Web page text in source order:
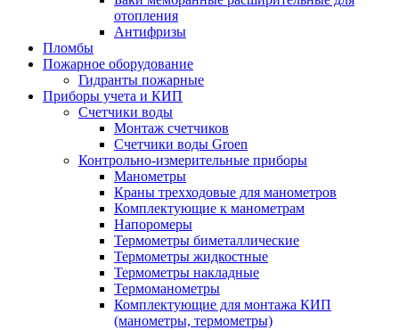
отопления
Антифризы
Пломбы
Пожарное оборудование
Гидранты пожарные
Приборы учета и КИП
Счетчики воды
Монтаж счетчиков
Счетчики воды Groen
Контрольно-измерительные приборы
Манометры
Краны трехходовые для манометров
Комплектующие к манометрам
Напоромеры
Термометры биметаллические
Термометры жидкостные
Термометры накладные
Термоманометры
Комплектующие для монтажа КИП
(манометры, термометры)